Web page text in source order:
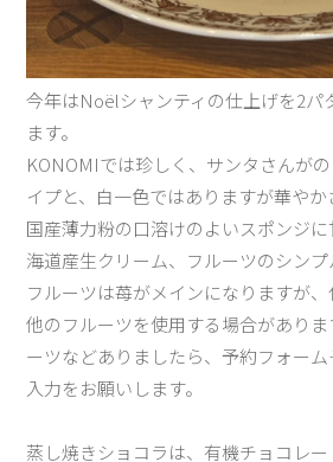
今年はNoëlシャンティの仕上げを2パ
ます。
KONOMIでは珍しく、サンタさんが
イプと、白一色ではありますが華やか
国産薄力粉の口溶けのよいスポンジ
海道産生クリーム、フルーツのシンプ
フルーツは苺がメインになりますが、
他のフルーツを使用する場合があり
ーツなどありましたら、予約フォー
入力をお願いします。
蒸し焼きショコラは、有機チョコレー